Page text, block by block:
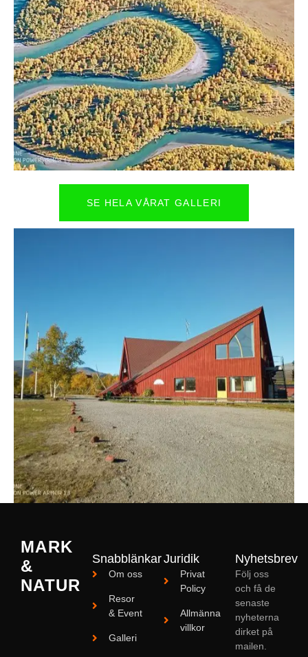
SE HELA VÅRAT GALLERI
MARK
&
NATUR
Snabblänkar
Om oss
Resor
& Event
Galleri
Juridik
Privat
Policy
Allmänna
villkor
Nyhetsbrev
Följ oss
och få de
senaste
nyheterna
dirket på
mailen.